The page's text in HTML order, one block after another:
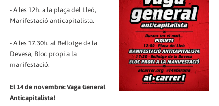
- A les 12h. a la plaça del Lleó,
Manifestació anticapitalista.
- A les 17.30h. al Rellotge de la
Devesa, Bloc propi a la
manifestació.
El 14 de novembre: Vaga General
Anticapitalista!